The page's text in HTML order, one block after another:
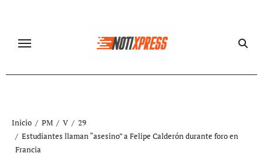
contenido
Inicio PM V
29
Estudiantes llaman “asesino” a Felipe Calderón durante foro en
Francia